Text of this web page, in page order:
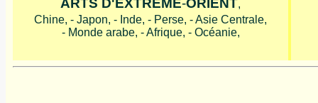
ARTS D'EXTRÊME-ORIENT,
Chine, - Japon, - Inde, - Perse, - Asie Centrale,
- Monde arabe, - Afrique, - Océanie,